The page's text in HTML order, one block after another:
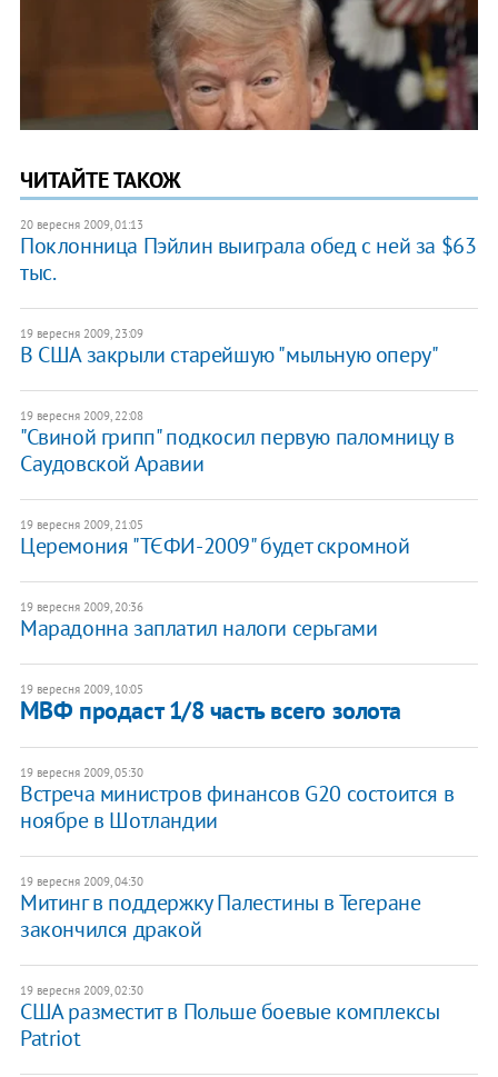
ЧИТАЙТЕ ТАКОЖ
20 вересня 2009, 01:13
Поклонница Пэйлин выиграла обед с ней за $63
тыс.
19 вересня 2009, 23:09
В США закрыли старейшую "мыльную оперу"
19 вересня 2009, 22:08
"Свиной грипп" подкосил первую паломницу в
Саудовской Аравии
19 вересня 2009, 21:05
Церемония "ТЄФИ-2009" будет скромной
19 вересня 2009, 20:36
Марадонна заплатил налоги серьгами
19 вересня 2009, 10:05
МВФ продаст 1/8 часть всего золота
19 вересня 2009, 05:30
Встреча министров финансов G20 состоится в
ноябре в Шотландии
19 вересня 2009, 04:30
Митинг в поддержку Палестины в Тегеране
закончился дракой
19 вересня 2009, 02:30
США разместит в Польше боевые комплексы
Patriot